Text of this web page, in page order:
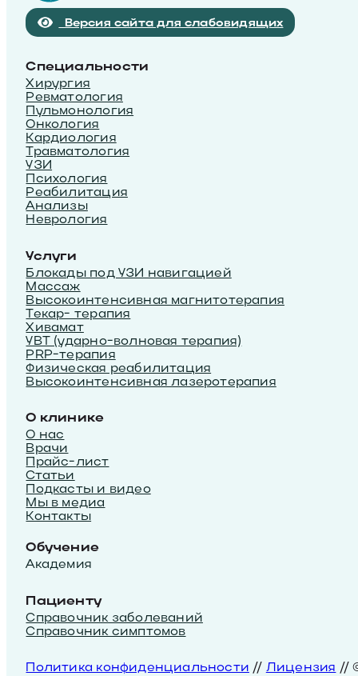
Версия сайта для слабовидящих
Специальности
Хирургия
Ревматология
Пульмонология
Онкология
Кардиология
Травматология
УЗИ
Психология
Реабилитация
Анализы
Неврология
Услуги
Блокады под УЗИ навигацией
Массаж
Высокоинтенсивная магнитотерапия
Текар- терапия
Хивамат
УВТ (ударно-волновая терапия)
PRP-терапия
Физическая реабилитация
Высокоинтенсивная лазеротерапия
О клинике
О нас
Врачи
Прайс-лист
Статьи
Подкасты и видео
Мы в медиа
Контакты
Обучение
Академия
Пациенту
Справочник заболеваний
Справочник симптомов
Политика конфиденциальности // Лицензия //